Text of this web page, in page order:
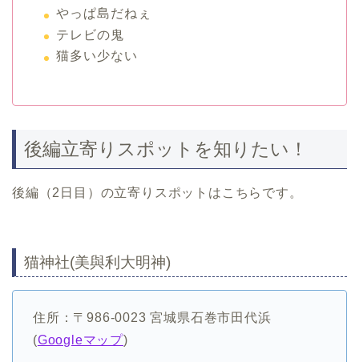
やっぱ島だねぇ
テレビの鬼
猫多い少ない
後編立寄りスポットを知りたい！
後編（2日目）の立寄りスポットはこちらです。
猫神社(美與利大明神)
住所：〒986-0023 宮城県石巻市田代浜
(Googleマップ)